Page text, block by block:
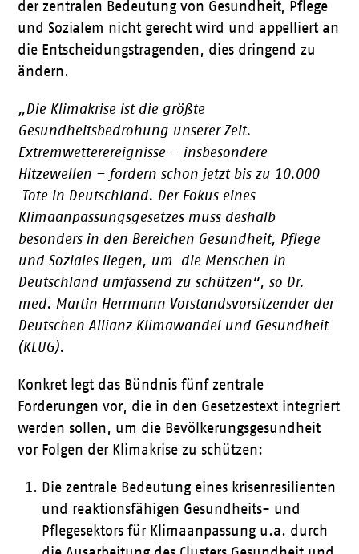
der zentralen Bedeutung von Gesundheit, Pflege
und Sozialem nicht gerecht wird und appelliert an
die Entscheidungstragenden, dies dringend zu
ändern.
„Die Klimakrise ist die größte
Gesundheitsbedrohung unserer Zeit.
Extremwetterereignisse – insbesondere
Hitzewellen – fordern schon jetzt bis zu 10.000
Tote in Deutschland. Der Fokus eines
Klimaanpassungsgesetzes muss deshalb
besonders in den Bereichen Gesundheit, Pflege
und Soziales liegen, um die Menschen in
Deutschland umfassend zu schützen“, so Dr.
med. Martin Herrmann Vorstandsvorsitzender der
Deutschen Allianz Klimawandel und Gesundheit
(KLUG).
Konkret legt das Bündnis fünf zentrale
Forderungen vor, die in den Gesetzestext integriert
werden sollen, um die Bevölkerungsgesundheit
vor Folgen der Klimakrise zu schützen:
Die zentrale Bedeutung eines krisenresilienten
und reaktionsfähigen Gesundheits- und
Pflegesektors für Klimaanpassung u.a. durch